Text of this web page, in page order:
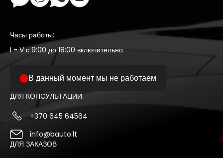
Часы работы:
I - V с 9:00 до 18:00 включительно
В данный момент мы не работаем
ДЛЯ КОНСУЛЬТАЦИИ
+370 645 64564
info@bauto.lt
ДЛЯ ЗАКАЗОВ